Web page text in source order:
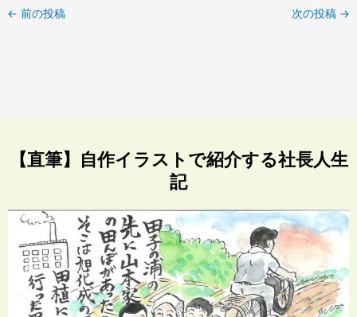
← 前の投稿 次の投稿 →
【直筆】自作イラストで紹介する社長人生
記